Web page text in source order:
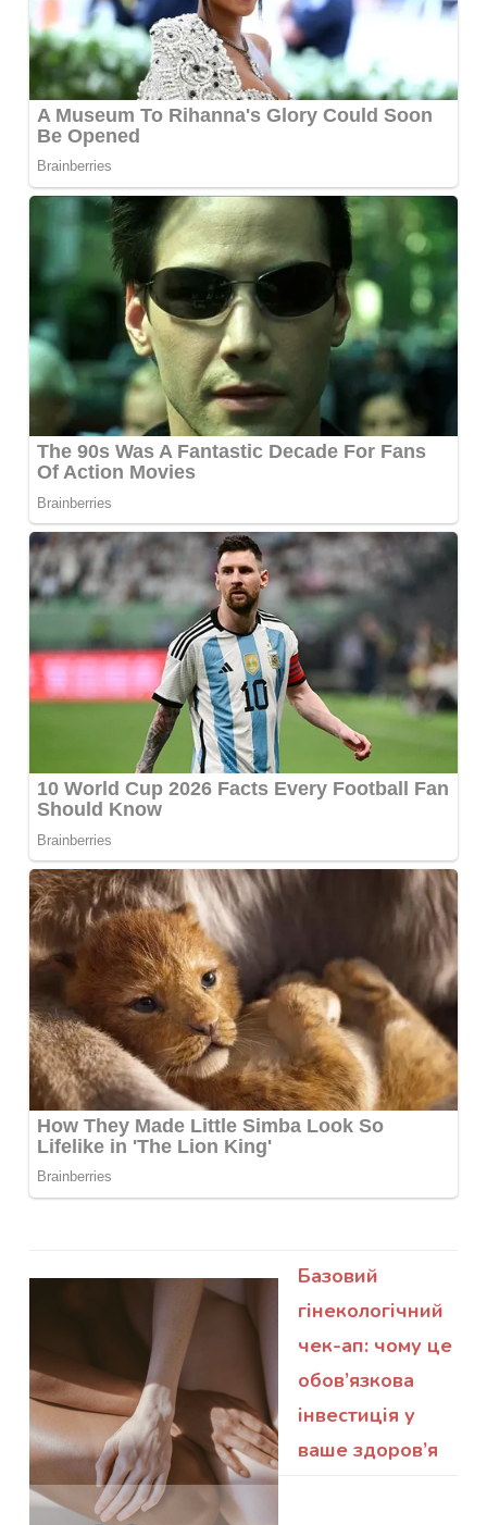
Базовий
гінекологічний
чек-ап: чому це
обов’язкова
інвестиція у
ваше здоров’я